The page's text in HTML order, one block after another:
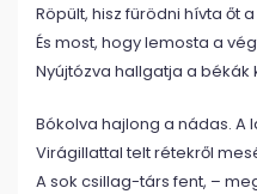
Röpült, hisz fürödni hívta őt
És most, hogy lemosta a
Nyújtózva hallgatja a békák
Bókolva hajlong a nádas. A
Virágillattal telt rétekről
A sok csillag-társ fent, –